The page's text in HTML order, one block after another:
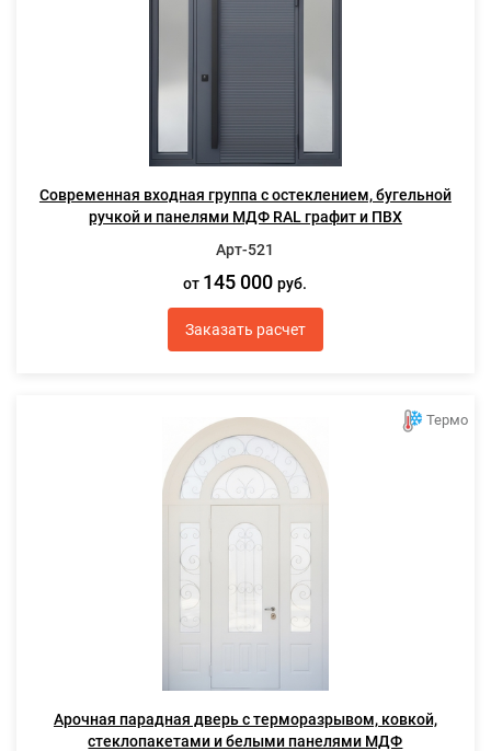
Современная входная группа с остеклением, бугельной
ручкой и панелями МДФ RAL графит и ПВХ
Арт-521
от 145 000руб.
Заказать расчет
Термо
Арочная парадная дверь с терморазрывом, ковкой,
стеклопакетами и белыми панелями МДФ